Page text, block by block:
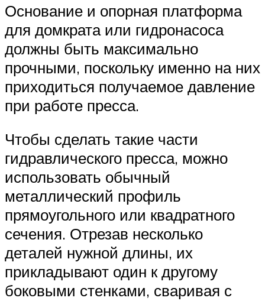
Основание и опорная платформа
для домкрата или гидронасоса
должны быть максимально
прочными, поскольку именно на них
приходиться получаемое давление
при работе пресса.
Чтобы сделать такие части
гидравлического пресса, можно
использовать обычный
металлический профиль
прямоугольного или квадратного
сечения. Отрезав несколько
деталей нужной длины, их
прикладывают один к другому
боковыми стенками, сваривая с